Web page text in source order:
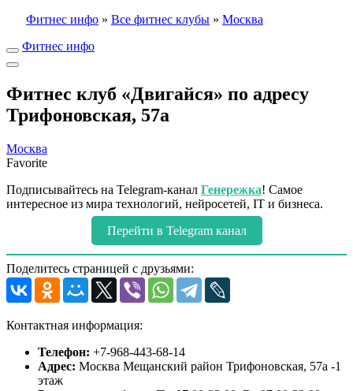
Фитнес инфо » Все фитнес клубы » Москва
Фитнес инфо
Фитнес клуб «Двигайся» по адресу
Трифоновская, 57а
Москва
Favorite
Подписывайтесь на Telegram-канал Генережка! Самое
интересное из мира технологий, нейросетей, IT и бизнеса.
Перейти в Telegram канал
Поделитесь страницей с друзьями:
Контактная информация:
Телефон: +7-968-443-68-14
Адрес: Москва Мещанский район Трифоновская, 57а -1
этаж